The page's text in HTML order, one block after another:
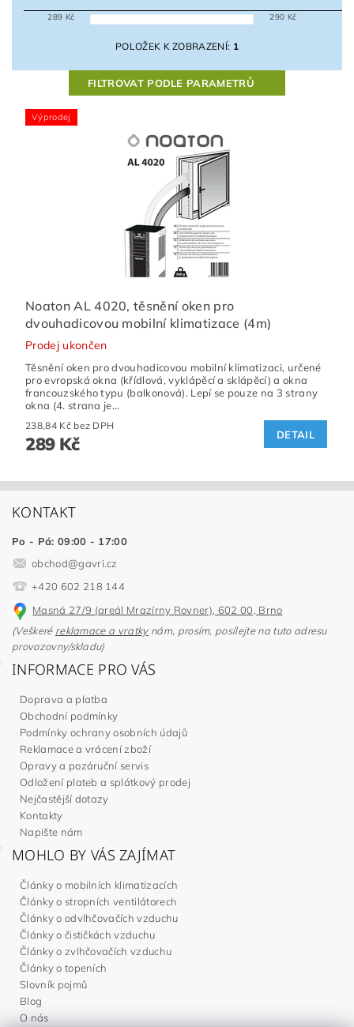
289 Kč 290 Kč
POLOŽEK K ZOBRAZENÍ: 1
FILTROVAT PODLE PARAMETRŮ
Výprodej
Noaton AL 4020, těsnění oken pro
dvouhadicovou mobilní klimatizace (4m)
Prodej ukončen
Těsnění oken pro dvouhadicovou mobilní klimatizaci, určené
pro evropská okna (křídlová, vyklápěcí a sklápěcí) a okna
francouzského typu (balkonová). Lepí se pouze na 3 strany
okna (4. strana je...
238,84 Kč bez DPH
289 Kč DETAIL
KONTAKT
Po - Pá: 09:00 - 17:00
obchod@gavri.cz
+420 602 218 144
Masná 27/9 (areál Mrazírny Rovner), 602 00, Brno
(Veškeré reklamace a vratkynám, prosím, posílejte na tuto adresu
provozovny/skladu)
INFORMACE PRO VÁS
Doprava a platba
Obchodní podmínky
Podmínky ochrany osobních údajů
Reklamace a vrácení zboží
Opravy a pozáruční servis
Odložení plateb a splátkový prodej
Nejčastější dotazy
Kontakty
Napište nám
MOHLO BY VÁS ZAJÍMAT
Články o mobilních klimatizacích
Články o stropních ventilátorech
Články o odvlhčovačích vzduchu
Články o čističkách vzduchu
Články o zvlhčovačích vzduchu
Články o topeních
Slovník pojmů
Blog
O nás